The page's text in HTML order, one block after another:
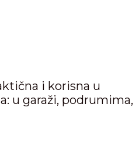
i korisna u
u garaži, podrumima,